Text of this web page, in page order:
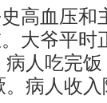
高血压和
大爷平
人吃完
病人收